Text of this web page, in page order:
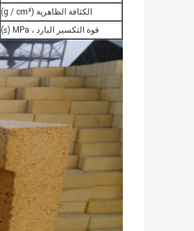
الكثافة الظاهرية (g / cm³)
قوة التكسير البارد ، MPa (≥)